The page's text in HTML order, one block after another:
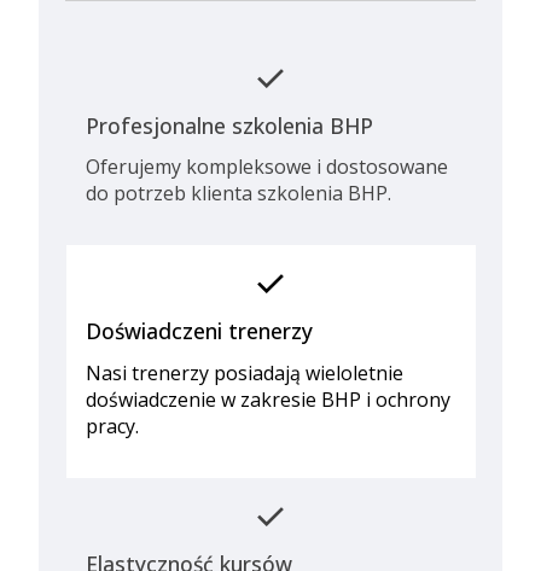
check
Profesjonalne szkolenia BHP
Oferujemy kompleksowe i dostosowane
do potrzeb klienta szkolenia BHP.
check
Doświadczeni trenerzy
Nasi trenerzy posiadają wieloletnie
doświadczenie w zakresie BHP i ochrony
pracy.
check
Elastyczność kursów